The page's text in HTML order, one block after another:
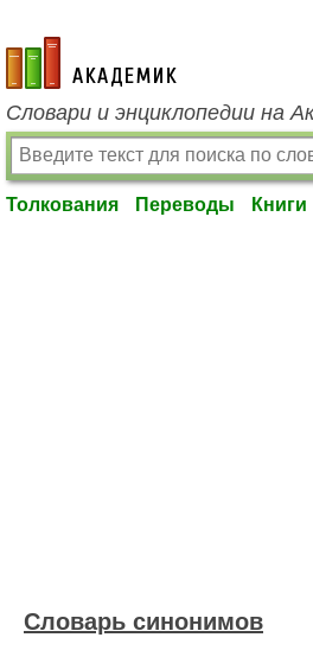
academic.ru
Словари и энциклопедии на
Толкования Переводы Книги
Словарь синонимов